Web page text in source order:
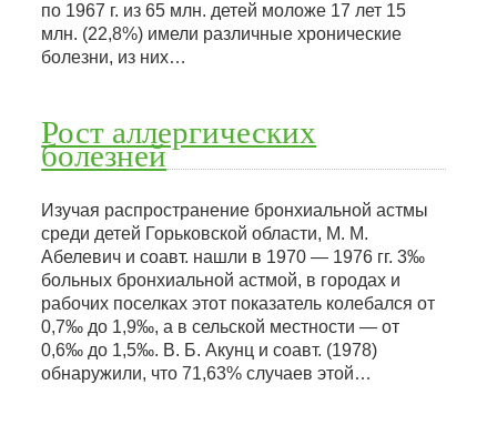
по 1967 г. из 65 млн. детей моложе 17 лет 15
млн. (22,8%) имели различные хронические
болезни, из них…
Рост аллергических
болезней
Изучая распространение бронхиальной астмы
среди детей Горьковской области, М. М.
Абелевич и соавт. нашли в 1970 — 1976 гг. 3‰
больных бронхиальной астмой, в городах и
рабочих поселках этот показатель колебался от
0,7‰ до 1,9‰, а в сельской местности — от
0,6‰ до 1,5‰. В. Б. Акунц и соавт. (1978)
обнаружили, что 71,63% случаев этой…